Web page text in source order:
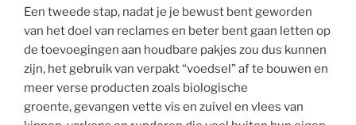
Een tweede stap, nadat je je bewust bent geworden
van het doel van reclames en beter bent gaan letten op
de toevoegingen aan houdbare pakjes zou dus kunnen
zijn, het gebruik van verpakt “voedsel” af te bouwen en
meer verse producten zoals biologische
groente, gevangen vette vis en zuivel en vlees van